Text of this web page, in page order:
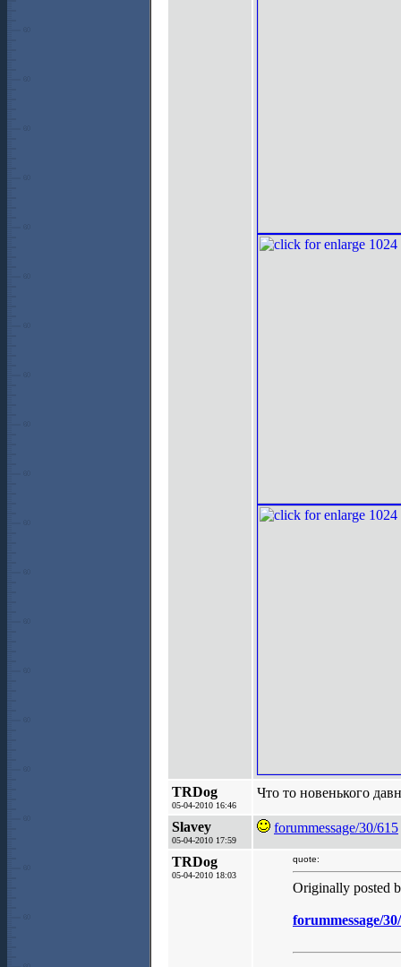
TRDog
05-04-2010 16:46
Что то новенького
Slavey
05-04-2010 17:59
forummessage/30/615
TRDog
05-04-2010 18:03
quote:
Originally posted
forummessage/